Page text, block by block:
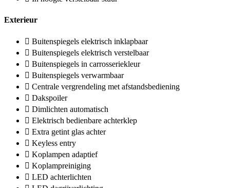
Exterieur
Buitenspiegels elektrisch inklapbaar
Buitenspiegels elektrisch verstelbaar
Buitenspiegels in carrosseriekleur
Buitenspiegels verwarmbaar
Centrale vergrendeling met afstandsbediening
Dakspoiler
Dimlichten automatisch
Elektrisch bedienbare achterklep
Extra getint glas achter
Keyless entry
Koplampen adaptief
Koplampreiniging
LED achterlichten